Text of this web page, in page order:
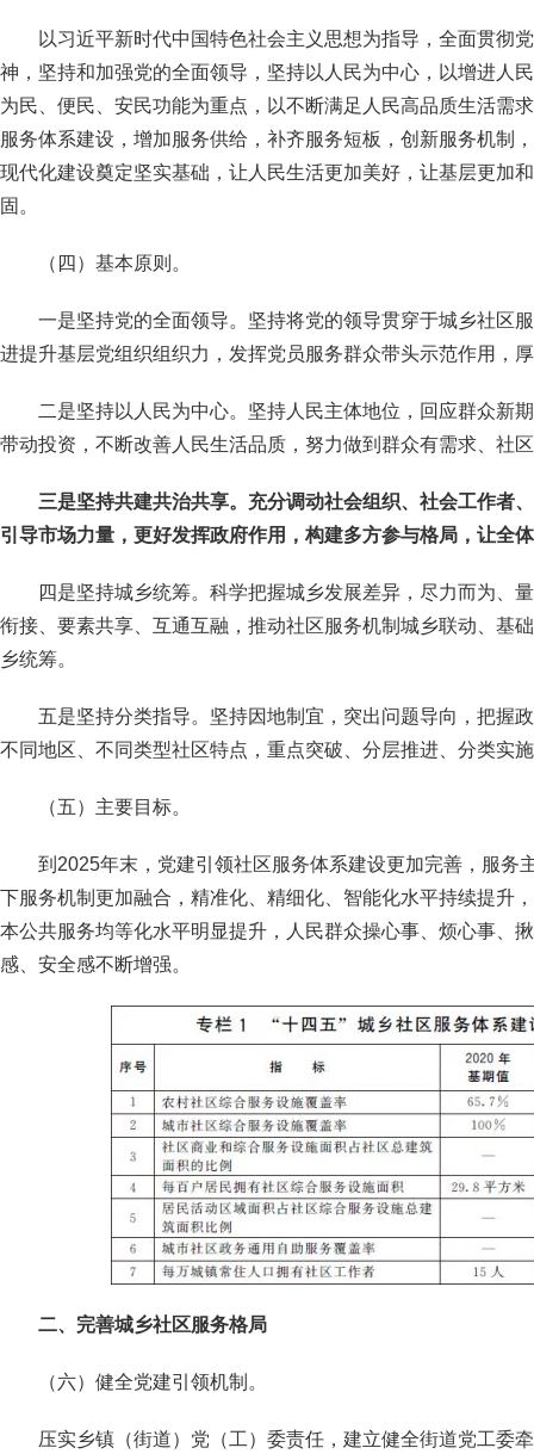
以习近平新时代中国特色社会主义思想为指导，全面贯彻
神，坚持和加强党的全面领导，坚持以人民为中心，以增进人
为民、便民、安民功能为重点，以不断满足人民高品质生活需
服务体系建设，增加服务供给，补齐服务短板，创新服务机制
现代化建设奠定坚实基础，让人民生活更加美好，让基层更加
固。
（四）基本原则。
一是坚持党的全面领导。坚持将党的领导贯穿于城乡社区
进提升基层党组织组织力，发挥党员服务群众带头示范作用，
二是坚持以人民为中心。坚持人民主体地位，回应群众新
带动投资，不断改善人民生活品质，努力做到群众有需求、社
三是坚持共建共治共享。充分调动社会组织、社会工作者
引导市场力量，更好发挥政府作用，构建多方参与格局，让全
四是坚持城乡统筹。科学把握城乡发展差异，尽力而为、
衔接、要素共享、互通互融，推动社区服务机制城乡联动、基
乡统筹。
五是坚持分类指导。坚持因地制宜，突出问题导向，把握
不同地区、不同类型社区特点，重点突破、分层推进、分类实
（五）主要目标。
到2025年末，党建引领社区服务体系建设更加完善，服务
下服务机制更加融合，精准化、精细化、智能化水平持续提升
本公共服务均等化水平明显提升，人民群众操心事、烦心事、
感、安全感不断增强。
二、完善城乡社区服务格局
（六）健全党建引领机制。
压实乡镇（街道）党（工）委责任，建立健全街道党工委